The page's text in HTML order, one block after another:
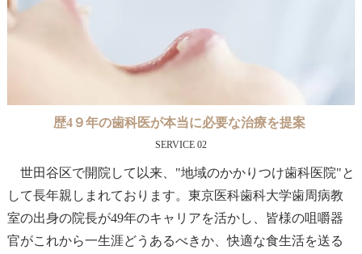
歴4９年の歯科医が本当に必要な治療を提案
SERVICE 02
世田谷区で開院して以来、"地域のかかりつけ歯科医院"と
して長年親しまれております。東京医科歯科大学歯周病教
室の出身の院長が49年のキャリアを活かし、皆様の咀嚼器
官がこれから一生涯どうあるべきか、快適な食生活を送る